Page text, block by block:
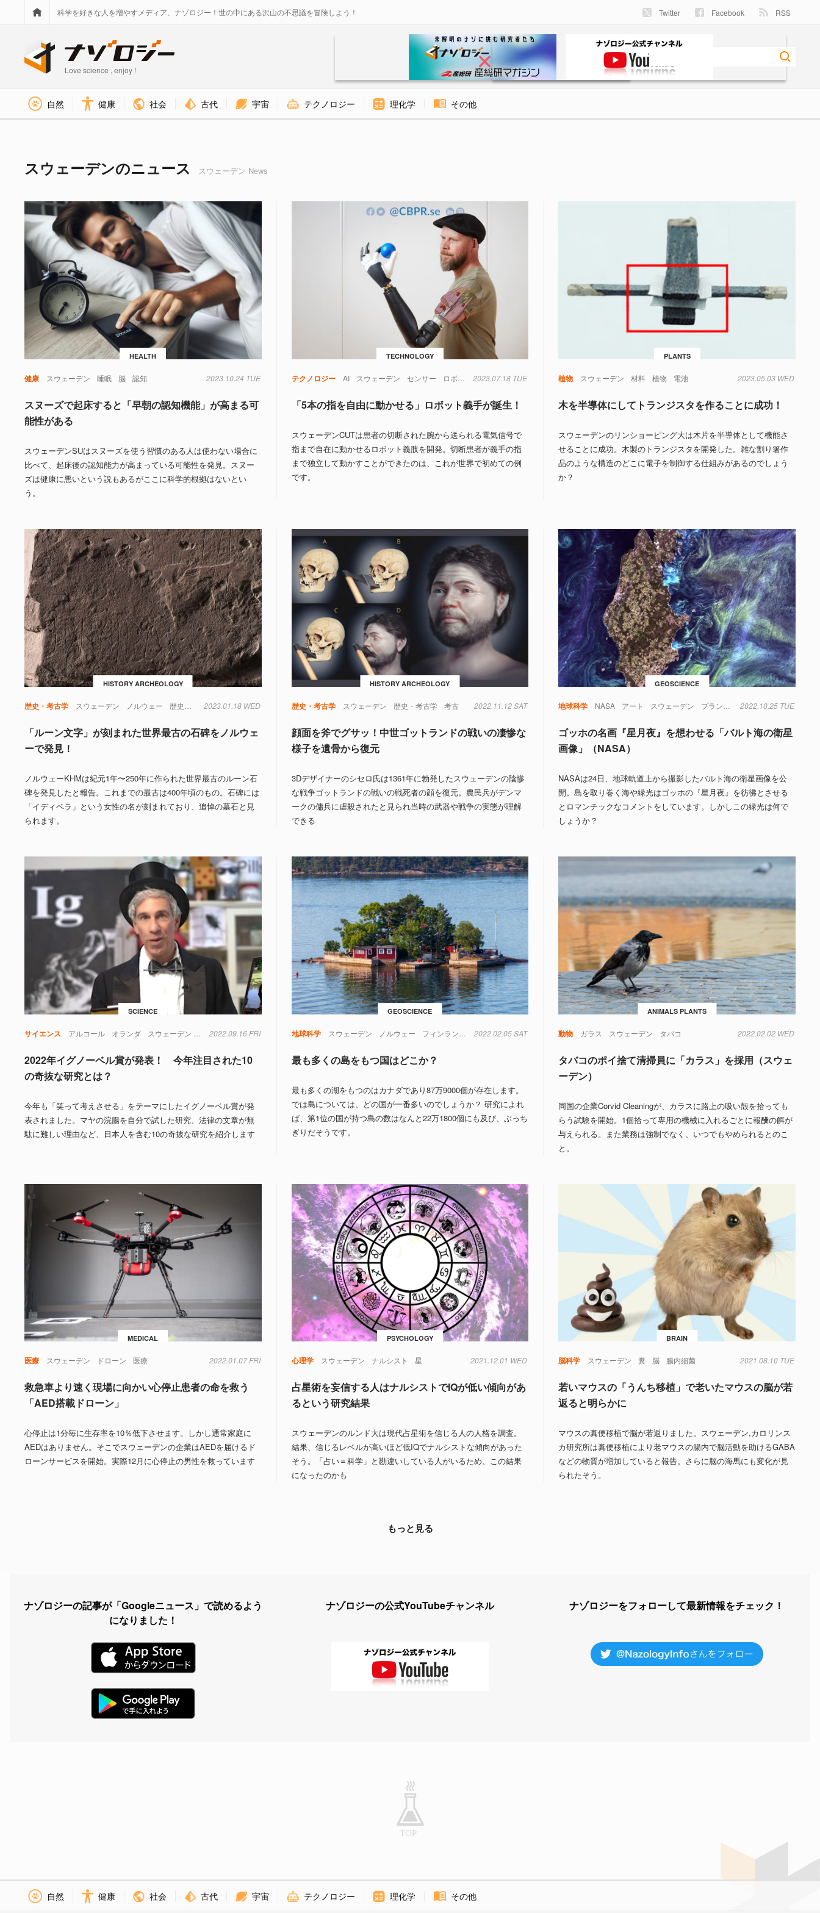
科学を好きな人を増やすメディア、ナゾロジー！世の中にある沢山の不思議を冒険しよう！ Twitter Facebook RSS
Love science , enjoy !
自然 健康 社会 古代 宇宙 テクノロジー 理化学 その他
スウェーデンのニュース スウェーデン News
HEALTH
健康 スウェーデン 睡眠 脳 認知 2023.10.24 TUE
スヌーズで起床すると「早朝の認知機能」が高まる可
能性がある
スウェーデンSUはスヌーズを使う習慣のある人は使わない場合に
比べて、起床後の認知能力が高まっている可能性を発見。スヌー
ズは健康に悪いという説もあるがここに科学的根拠はないとい
う。
TECHNOLOGY
テクノロジー AI スウェーデン センサー ロボット 筋肉
2023.07.18 TUE
「5本の指を自由に動かせる」ロボット義手が誕生！
スウェーデンCUTは患者の切断された腕から送られる電気信号で
指まで自在に動かせるロボット義肢を開発。切断患者が義手の指
まで独立して動かすことができたのは、これが世界で初めての例
です。
PLANTS
植物 スウェーデン 材料 植物 電池 2023.05.03 WED
木を半導体にしてトランジスタを作ることに成功！
スウェーデンのリンショーピング大は木片を半導体として機能さ
せることに成功。木製のトランジスタを開発した。雑な割り箸作
品のような構造のどこに電子を制御する仕組みがあるのでしょう
か？
HISTORY ARCHEOLOGY
歴史・考古学 スウェーデン ノルウェー 歴史・考古学 2023.01.18 WED
「ルーン文字」が刻まれた世界最古の石碑をノルウェ
ーで発見！
ノルウェーKHMは紀元1年〜250年に作られた世界最古のルーン石
碑を発見したと報告。これまでの最古は400年頃のもの。石碑には
「イディベラ」という女性の名が刻まれており、追悼の墓石と見
られます。
HISTORY ARCHEOLOGY
歴史・考古学 スウェーデン 歴史・考古学 考古 2022.11.12 SAT
顔面を斧でグサッ！中世ゴットランドの戦いの凄惨な
様子を遺骨から復元
3Dデザイナーのシセロ氏は1361年に勃発したスウェーデンの陰惨
な戦争ゴットランドの戦いの戦死者の顔を復元。農民兵がデンマ
ークの傭兵に虐殺されたと見られ当時の武器や戦争の実態が理解
できる
GEOSCIENCE
地球科学 NASA アート スウェーデン プランクトン 地球
2022.10.25 TUE
ゴッホの名画『星月夜』を想わせる「バルト海の衛星
画像」（NASA）
NASAは24日、地球軌道上から撮影したバルト海の衛星画像を公
開。島を取り巻く海や緑光はゴッホの『星月夜』を彷彿とさせる
とロマンチックなコメントをしています。しかしこの緑光は何で
しょうか？
SCIENCE
サイエンス アルコール オランダ スウェーデン マヤ文明 交尾 化学 日本 無意識 物理学 生物 言語 食べ物
2022.09.16 FRI
2022年イグノーベル賞が発表！ 今年注目された10
の奇抜な研究とは？
今年も「笑って考えさせる」をテーマにしたイグノーベル賞が発
表されました。マヤの浣腸を自分で試した研究、法律の文章が無
駄に難しい理由など、日本人を含む10の奇抜な研究を紹介します
GEOSCIENCE
地球科学 スウェーデン ノルウェー フィンランド 地球 氷 氷河期 温暖化
2022.02.05 SAT
最も多くの島をもつ国はどこか？
最も多くの湖をもつのはカナダであり87万9000個が存在します。
では島については、どの国が一番多いのでしょうか？ 研究によれ
ば、第1位の国が持つ島の数はなんと22万1800個にも及び、ぶっち
ぎりだそうです。
ANIMALS PLANTS
動物 ガラス スウェーデン タバコ 2022.02.02 WED
タバコのポイ捨て清掃員に「カラス」を採用（スウェ
ーデン）
同国の企業Corvid Cleaningが、カラスに路上の吸い殻を拾っても
らう試験を開始。1個拾って専用の機械に入れるごとに報酬の餌が
与えられる。また業務は強制でなく、いつでもやめられるとのこ
と。
MEDICAL
医療 スウェーデン ドローン 医療 2022.01.07 FRI
救急車より速く現場に向かい心停止患者の命を救う
「AED搭載ドローン」
心停止は1分毎に生存率を10％低下させます。しかし通常家庭に
AEDはありません。そこでスウェーデンの企業はAEDを届けるド
ローンサービスを開始。実際12月に心停止の男性を救っています
PSYCHOLOGY
心理学 スウェーデン ナルシスト 星 2021.12.01 WED
占星術を妄信する人はナルシストでIQが低い傾向があ
るという研究結果
スウェーデンのルンド大は現代占星術を信じる人の人格を調査。
結果、信じるレベルが高いほど低IQでナルシストな傾向があった
そう。「占い＝科学」と勘違いしている人がいるため、この結果
になったのかも
BRAIN
脳科学 スウェーデン 糞 脳 腸内細菌 2021.08.10 TUE
若いマウスの「うんち移植」で老いたマウスの脳が若
返ると明らかに
マウスの糞便移植で脳が若返りました。スウェーデン,カロリンス
カ研究所は糞便移植により老マウスの腸内で脳活動を助けるGABA
などの物質が増加していると報告。さらに脳の海馬にも変化が見
られたそう。
もっと見る
ナゾロジーの記事が「Googleニュース」で読めるよう
になりました！
ナゾロジーの公式YouTubeチャンネル ナゾロジーをフォローして最新情報をチェック！
自然 健康 社会 古代 宇宙 テクノロジー 理化学 その他